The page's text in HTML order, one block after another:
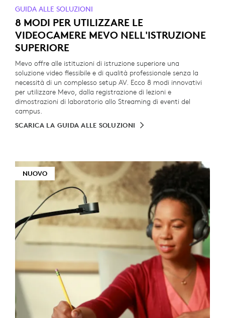
GUIDA ALLE SOLUZIONI
8 MODI PER UTILIZZARE LE
VIDEOCAMERE MEVO NELL'ISTRUZIONE
SUPERIORE
Mevo offre alle istituzioni di istruzione superiore una
soluzione video flessibile e di qualità professionale senza la
necessità di un complesso setup AV. Ecco 8 modi innovativi
per utilizzare Mevo, dalla registrazione di lezioni e
dimostrazioni di laboratorio allo Streaming di eventi del
campus.
SCARICA LA GUIDA ALLE SOLUZIONI
NUOVO